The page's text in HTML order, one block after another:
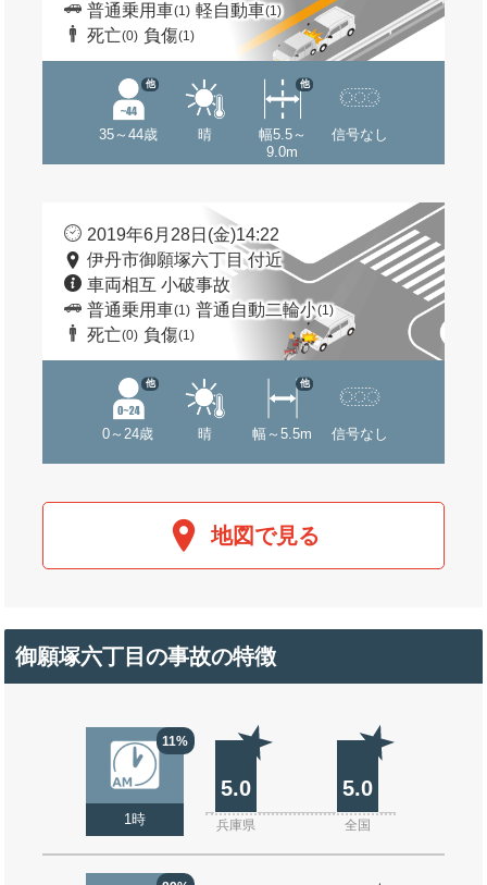
普通乗用車(1) 軽自動車(1)
死亡(0) 負傷(1)
35～44歳
他
晴
幅5.5～
9.0m
他
信号なし
2019年6月28日(金)14:22
伊丹市御願塚六丁目 付近
車両相互 小破事故
普通乗用車(1) 普通自動二輪小(1)
死亡(0) 負傷(1)
0～24歳
他
晴 幅～5.5m
他
信号なし
地図で見る
御願塚六丁目の事故の特徴
11%
1時
5.0 5.0
兵庫県 全国